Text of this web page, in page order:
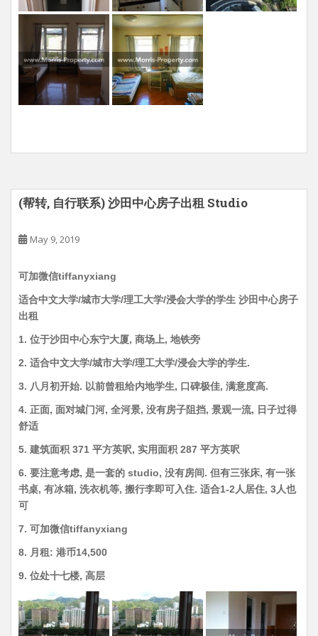
(帮转, 自行联系) 沙田中心房子出租 Studio
May 9, 2019
可加微信tiffanyxiang
适合中文大学/城市大学/理工大学/浸会大学的学生 沙田中心房子
出租
1. 位于沙田中心东宁大厦, 商场上, 地铁旁
2. 适合中文大学/城市大学/理工大学/浸会大学的学生.
3. 八月初开始. 以前曾租给内地学生, 口碑极佳, 满意度高.
4. 正面, 面对城门河, 全河景, 没有房子阻挡, 景观一流, 日子过得
舒适
5. 建筑面积 371 平方英呎, 实用面积 287 平方英呎
6. 要注意考虑, 是一套的 studio, 没有房间. 但有三张床, 有一张
书桌, 有冰箱, 洗衣机等, 搬行李即可入住. 适合1-2人居住, 3人也
可
7. 可加微信tiffanyxiang
8. 月租: 港币14,500
9. 位处十七楼, 高层